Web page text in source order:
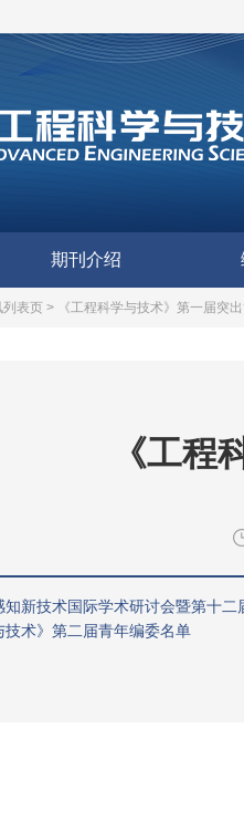
期刊介绍
表页 > 《工程科学与技术》第一届突
《工程
知新技术国际学术研讨会暨第十
术》第二届青年编委名单